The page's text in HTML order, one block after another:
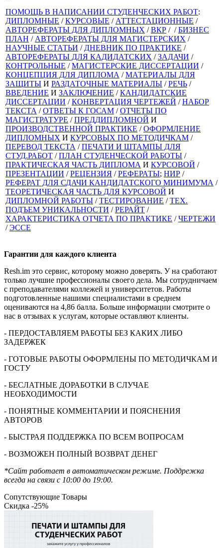
ПОМОЩЬ В НАПИСАНИИ СТУДЕНЧЕСКИХ РАБОТ:
ДИПЛОМНЫЕ /КУРСОВЫЕ /АТТЕСТАЦИОННЫЕ /
АВТОРЕФЕРАТЫ ДЛЯ ДИПЛОМНЫХ /ВКР / /БИЗНЕС
ПЛАН /АВТОРЕФЕРАТЫ ДЛЯ МАГИСТЕРСКИХ /
НАУЧНЫЕ СТАТЬИ /ДНЕВНИК ПО ПРАКТИКЕ /
АВТОРЕФЕРАТЫ ДЛЯ КАДИДАТСКИХ /ЗАДАЧИ /
КОНТРОЛЬНЫЕ /МАГИСТЕРСКИЕ ДИССЕРТАЦИИ /
КОНЦЕПЦИЯ ДЛЯ ДИПЛОМА /МАТЕРИАЛЫ ДЛЯ
ЗАЩИТЫ И РАЗДАТОЧНЫЕ МАТЕРИАЛЫ /РЕЧЬ /
ВВЕДЕНИЕ И ЗАКЛЮЧЕНИЕ /КАНДИДАТСКИЕ
ДИССЕРТАЦИИ /КОНВЕРТАЦИЯ ЧЕРТЕЖЕЙ /НАБОР
ТЕКСТА /ОТВЕТЫ К ГОСАМ /ОТЧЕТЫ ПО
МАГИСТРАТУРЕ /ПРЕДДИПЛОМНОЙ И
ПРОИЗВОДСТВЕННОЙ ПРАКТИКЕ /ОФОРМЛЕНИЕ
ДИПЛОМНЫХ И КУРСОВЫХ ПО МЕТОДИЧКАМ /
ПЕРЕВОД ТЕКСТА /ПЕЧАТИ И ШТАМПЫ ДЛЯ
СТУД.РАБОТ /ПЛАН СТУДЕНЧЕСКОЙ РАБОТЫ /
ПРАКТИЧЕСКАЯ ЧАСТЬ ДИПЛОМА И КУРСОВОЙ /
ПРЕЗЕНТАЦИИ /РЕЦЕНЗИЯ /РЕФЕРАТЫ; НИР /
РЕФЕРАТ ДЛЯ СДАЧИ КАНДИДАТСКОГО МИНИМУМА /
ТЕОРЕТИЧЕСКАЯ ЧАСТЬ ДЛЯ КУРСОВОЙ И
ДИПЛОМНОЙ РАБОТЫ /ТЕСТИРОВАНИЕ /ТЕХ.
ПОДЪЕМ УНИКАЛЬНОСТИ /РЕРАЙТ /
ХАРАКТЕРИСТИКА ОТЧЕТА ПО ПРАКТИКЕ /ЧЕРТЕЖИ
/ЭССЕ
Гарантии для каждого клиента
Resh.im это сервис, которому можно доверять. У на сработают
только лучшие профессионалы своего дела. Мы сотрудничаем
с преподавателями коллежей и университетов. Работы
подготовленные нашими специалистами в среднем
оцениваются на 4,86 балла. Больше информации смотрите о
нас в отзывах к услугам, которые оставляют клиенты.
- ПЕРДОСТАВЛЯЕМ РАБОТЫ БЕЗ КАКИХ ЛИБО
ЗАДЕРЖЕК
- ГОТОВЫЕ РАБОТЫ ОФОРМЛЕНЫ ПО МЕТОДИЧКАМ И
ГОСТУ
- БЕСЛАТНЫЕ ДОРАБОТКИ В СЛУЧАЕ
НЕОБХОДИМОСТИ
- ПОНЯТНЫЕ КОММЕНТАРИИ И ПОЯСНЕНИЯ
АВТОРОВ
- БЫСТРАЯ ПОДДЕРЖКА ПО ВСЕМ ВОПРОСАМ
- ВОЗМОЖЕН ПОЛНЫЙ ВОЗВРАТ ДЕНЕГ
*Сайт работает в автоматическом режиме. Поддрежка
всегда на связи с 10:00 до 19:00.
Сопутствующие Товары
Скидка -25%